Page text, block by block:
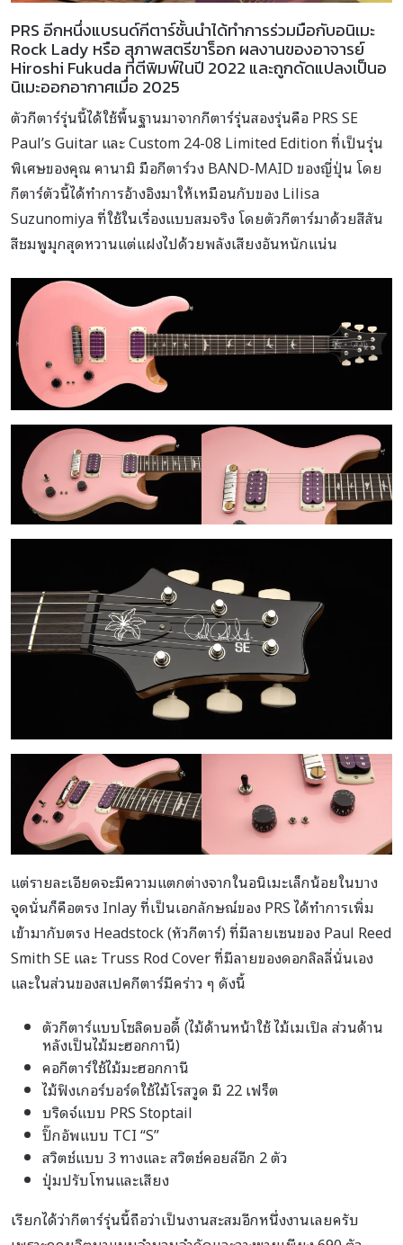
PRS อีกหนึ่งแบรนด์กีตาร์ชั้นนำได้ทำการร่วมมือกับอนิเมะ
Rock Lady หรือ สุภาพสตรีขาร็อก ผลงานของอาจารย์
Hiroshi Fukuda ที่ตีพิมพ์ในปี 2022 และถูกดัดแปลงเป็นอ
นิเมะออกอากาศเมื่อ 2025
ตัวกีตาร์รุ่นนี้ได้ใช้พื้นฐานมาจากกีตาร์รุ่นสองรุ่นคือ PRS SE
Paul’s Guitar และ Custom 24-08 Limited Edition ที่เป็นรุ่น
พิเศษของคุณ คานามิ มือกีตาร์วง BAND-MAID ของญี่ปุ่น โดย
กีตาร์ตัวนี้ได้ทำการอ้างอิงมาให้เหมือนกับของ Lilisa
Suzunomiya ที่ใช้ในเรื่องแบบสมจริง โดยตัวกีตาร์มาด้วยสีสัน
สีชมพูมุกสุดหวานแต่แฝงไปด้วยพลังเสียงอันหนักแน่น
แต่รายละเอียดจะมีความแตกต่างจากในอนิเมะเล็กน้อยในบาง
จุดนั่นก็คือตรง Inlay ที่เป็นเอกลักษณ์ของ PRS ได้ทำการเพิ่ม
เข้ามากับตรง Headstock (หัวกีตาร์) ที่มีลายเซนของ Paul Reed
Smith SE และ Truss Rod Cover ที่มีลายของดอกลิลลี่นั่นเอง
และในส่วนของสเปคกีตาร์มีคร่าว ๆ ดังนี้
ตัวกีตาร์แบบโซลิดบอดี้ (ไม้ด้านหน้าใช้ ไม้เมเปิล ส่วนด้าน
หลังเป็นไม้มะฮอกกานี)
คอกีตาร์ใช้ไม้มะฮอกกานี
ไม้ฟิงเกอร์บอร์ดใช้ไม้โรสวูด มี 22 เฟร็ต
บริดจ์แบบ PRS Stoptail
ปิ๊กอัพแบบ TCI “S”
สวิตช์แบบ 3 ทางและ สวิตช์คอยล์อีก 2 ตัว
ปุ่มปรับโทนและเสียง
เรียกได้ว่ากีตาร์รุ่นนี้ถือว่าเป็นงานสะสมอีกหนึ่งงานเลยครับ